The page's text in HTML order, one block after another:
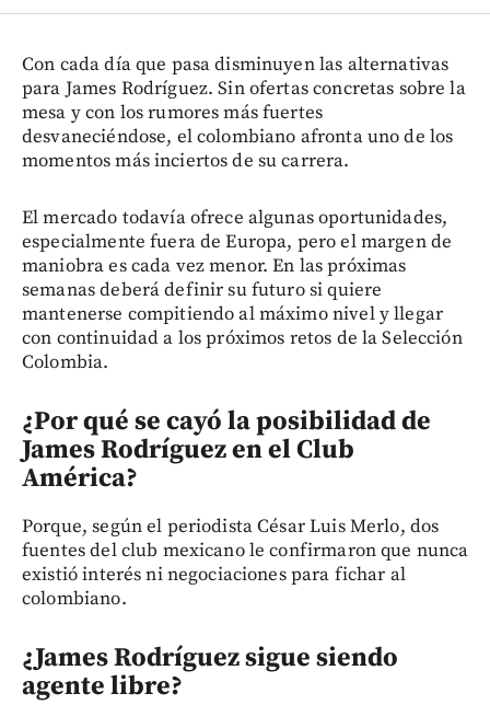
Con cada día que pasa disminuyen las alternativas
para James Rodríguez. Sin ofertas concretas sobre la
mesa y con los rumores más fuertes
desvaneciéndose, el colombiano afronta uno de los
momentos más inciertos de su carrera.
El mercado todavía ofrece algunas oportunidades,
especialmente fuera de Europa, pero el margen de
maniobra es cada vez menor. En las próximas
semanas deberá definir su futuro si quiere
mantenerse compitiendo al máximo nivel y llegar
con continuidad a los próximos retos de la Selección
Colombia.
¿Por qué se cayó la posibilidad de
James Rodríguez en el Club
América?
Porque, según el periodista César Luis Merlo, dos
fuentes del club mexicano le confirmaron que nunca
existió interés ni negociaciones para fichar al
colombiano.
¿James Rodríguez sigue siendo
agente libre?